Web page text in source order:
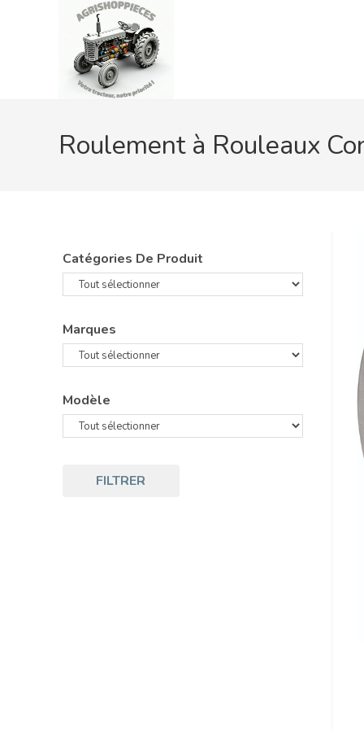
Roulement à Rouleaux
Catégories De Produit
Marques
Modèle
FILTRER